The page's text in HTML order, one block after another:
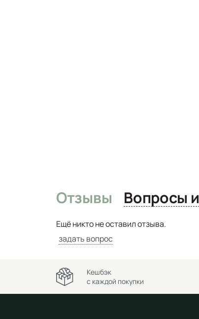
Отзывы
Ещё никто не оставил отзыва.
задать вопрос
Кешбэк
с каждой покупки